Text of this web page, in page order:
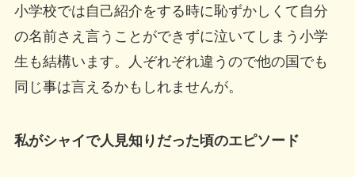
小学校では自己紹介をする時に恥ずかしくて自分
の名前さえ言うことができずに泣いてしまう小学
生も結構います。人ぞれぞれ違うので他の国でも
同じ事は言えるかもしれませんが。
私がシャイで人見知りだった頃のエピソード